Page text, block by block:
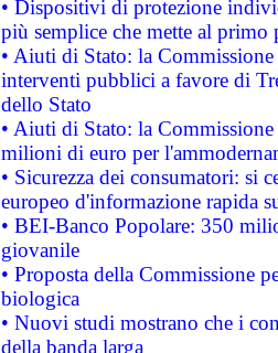
• Dispositivi di protezione
più semplice che mette al primo
• Aiuti di Stato: la
interventi pubblici a favore di
dello Stato
• Aiuti di Stato: la
milioni di euro per
• Sicurezza dei consumatori: si
europeo d'informazione rapida
• BEI-Banco Popolare: 350
giovanile
• Proposta della Commissione
biologica
• Nuovi studi mostrano che i
della banda larga